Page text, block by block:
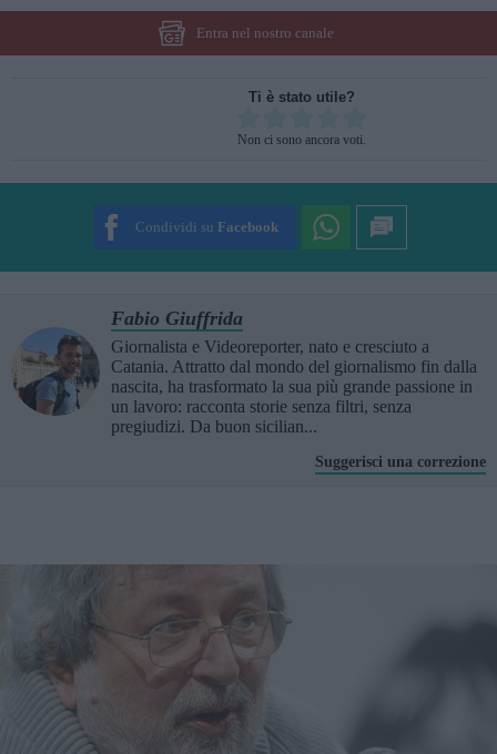
Entra nel nostro canale
Ti è stato utile?
Non ci sono ancora voti.
Condividi su Facebook
Fabio Giuffrida
Giornalista e Videoreporter, nato e cresciuto a
Catania. Attratto dal mondo del giornalismo fin dalla
nascita, ha trasformato la sua più grande passione in
un lavoro: racconta storie senza filtri, senza
pregiudizi. Da buon sicilian...
Suggerisci una correzione